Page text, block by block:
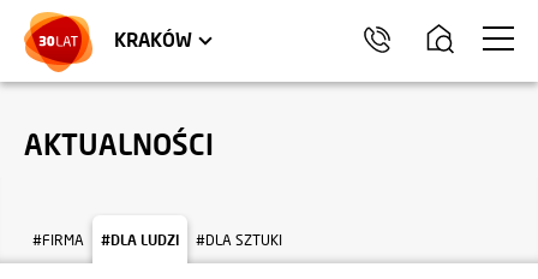
KRAKÓW
TRÓJMIASTO
LOKALE USŁUGOWE
AKTUALNOŚCI
#FIRMA #DLA LUDZI #DLA SZTUKI